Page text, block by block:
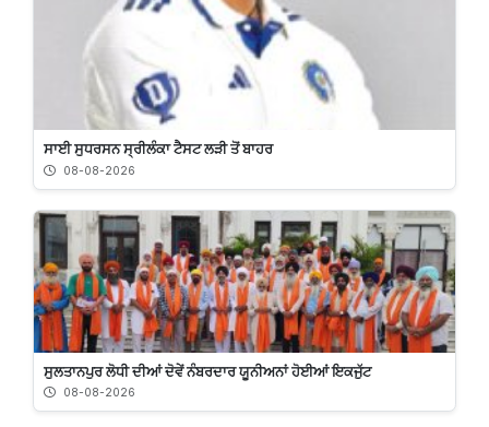
ਸਾਈ ਸੁਧਰਸਨ ਸ੍ਰੀਲੰਕਾ ਟੈਸਟ ਲੜੀ ਤੋਂ ਬਾਹਰ
08-08-2026
ਸੁਲਤਾਨਪੁਰ ਲੋਧੀ ਦੀਆਂ ਦੋਵੇਂ ਨੰਬਰਦਾਰ ਯੂਨੀਅਨਾਂ ਹੋਈਆਂ ਇਕਜੁੱਟ
08-08-2026